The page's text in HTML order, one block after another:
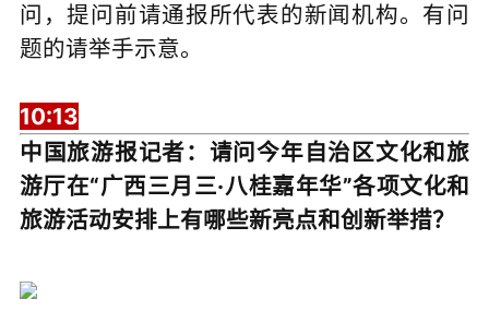
问，提问前请通报所代表的新闻机构。有问
题的请举手示意。
10:13
中国旅游报记者：请问今年自治区文化和旅
游厅在“广西三月三·八桂嘉年华”各项文化和
旅游活动安排上有哪些新亮点和创新举措？